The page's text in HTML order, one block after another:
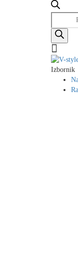
Products
search
Izbornik